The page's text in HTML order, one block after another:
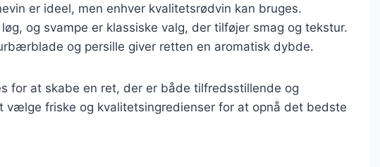
er ideel, men enhver kvalitetsrødvin kan bruges.
og svampe er klassiske valg, der tilføjer smag og tekstur.
og persille giver retten en aromatisk dybde.
for at skabe en ret, der er både tilfredsstillende og
vælge friske og kvalitetsingredienser for at opnå det bedste